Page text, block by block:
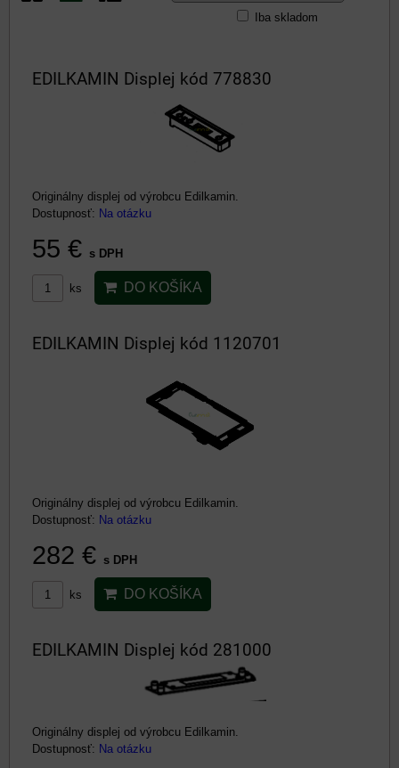
Iba skladom
EDILKAMIN Displej kód 778830
Originálny displej od výrobcu Edilkamin.
Dostupnosť: Na otázku
55 € s DPH
ks DO KOŠÍKA
EDILKAMIN Displej kód 1120701
Originálny displej od výrobcu Edilkamin.
Dostupnosť: Na otázku
282 € s DPH
ks DO KOŠÍKA
EDILKAMIN Displej kód 281000
Originálny displej od výrobcu Edilkamin.
Dostupnosť: Na otázku